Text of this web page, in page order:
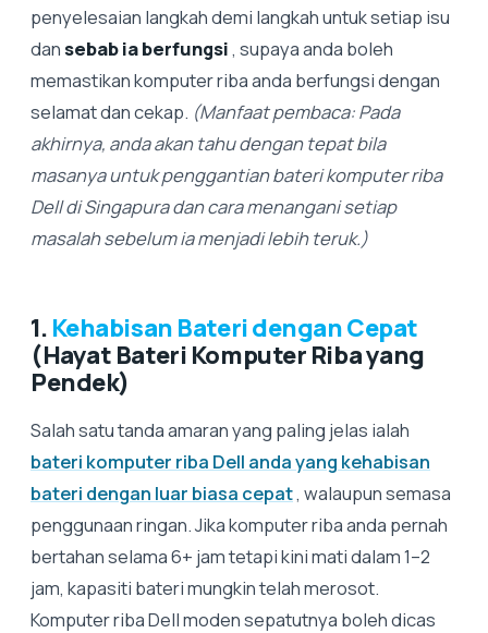
penyelesaian langkah demi langkah untuk setiap isu
dansebab ia berfungsi , supaya anda boleh
memastikan komputer riba anda berfungsi dengan
selamat dan cekap. (Manfaat pembaca: Pada
akhirnya, anda akan tahu dengan tepat bila
masanya untuk penggantian bateri komputer riba
Dell di Singapura dan cara menangani setiap
masalah sebelum ia menjadi lebih teruk.)
1. Kehabisan Bateri dengan Cepat
(Hayat Bateri Komputer Riba yang
Pendek)
Salah satu tanda amaran yang paling jelas ialah
bateri komputer riba Dell anda yang kehabisan
bateri dengan luar biasa cepat, walaupun semasa
penggunaan ringan. Jika komputer riba anda pernah
bertahan selama 6+ jam tetapi kini mati dalam 1–2
jam, kapasiti bateri mungkin telah merosot.
Komputer riba Dell moden sepatutnya boleh dicas